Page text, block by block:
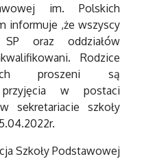
im. Polskich
informuje ,że wszyscy
oraz oddziałów
Rodzice
proszeni są
w postaci
sekretariacie szkoły
Szkoły Podstawowej